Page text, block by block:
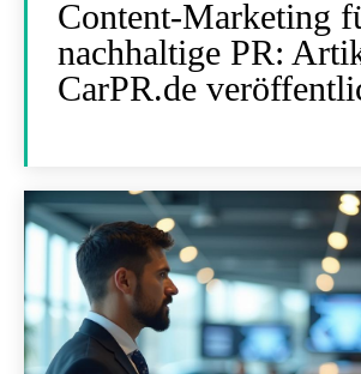
Content-Marketing
nachhaltige PR:
CarPR.de